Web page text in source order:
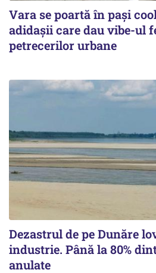
Vara se poartă în pași
adidașii care dau vibe-ul
petrecerilor urbane
Dezastrul de pe Dunăre
industrie. Până la 80%
anulate